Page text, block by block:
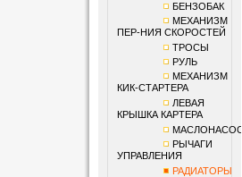
БЕНЗОБАК
МЕХАНИЗМ
ПЕР-НИЯ СКОРОСТЕЙ
ТРОСЫ
РУЛЬ
МЕХАНИЗМ
КИК-СТАРТЕРА
ЛЕВАЯ
КРЫШКА КАРТЕРА
МАСЛОНАСОС
РЫЧАГИ
УПРАВЛЕНИЯ
РАДИАТОРЫ